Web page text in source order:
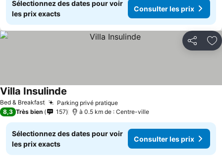
Sélectionnez des dates pour voir
les prix exacts
Consulter les prix
Partager
Bed & Breakfast Parking privé pratique
Villa Insulinde
8,3 Très bien 157 à 0.5 km de : Centre-ville
Sélectionnez des dates pour voir
les prix exacts
Consulter les prix